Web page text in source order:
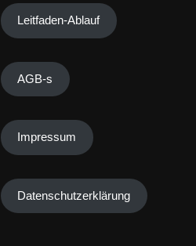
Leitfaden-Ablauf
AGB-s
Impressum
Datenschutzerklärung